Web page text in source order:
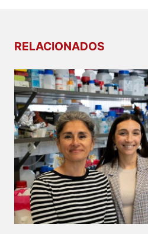
RELACIONADOS